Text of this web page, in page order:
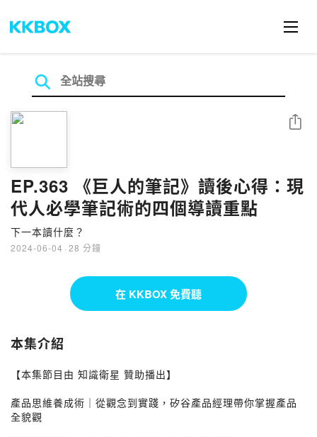
EP.363 《巨人的筆記》讀後心得：現
代人必學筆記術的四個導讀重點
下一本讀什麼？
2024-06-04 · 28 分鐘
分享
在 KKBOX 免費聽
本集介紹
【本集節目由 知識衛星 贊助播出】
產品思維養成術｜從觀念到實踐，矽谷產品經理帶你掌握產品
全貌觀